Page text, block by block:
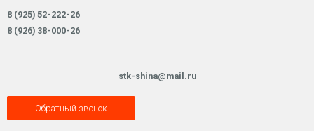
8 (925) 52-222-26
8 (926) 38-000-26
stk-shina@mail.ru
Обратный звонок